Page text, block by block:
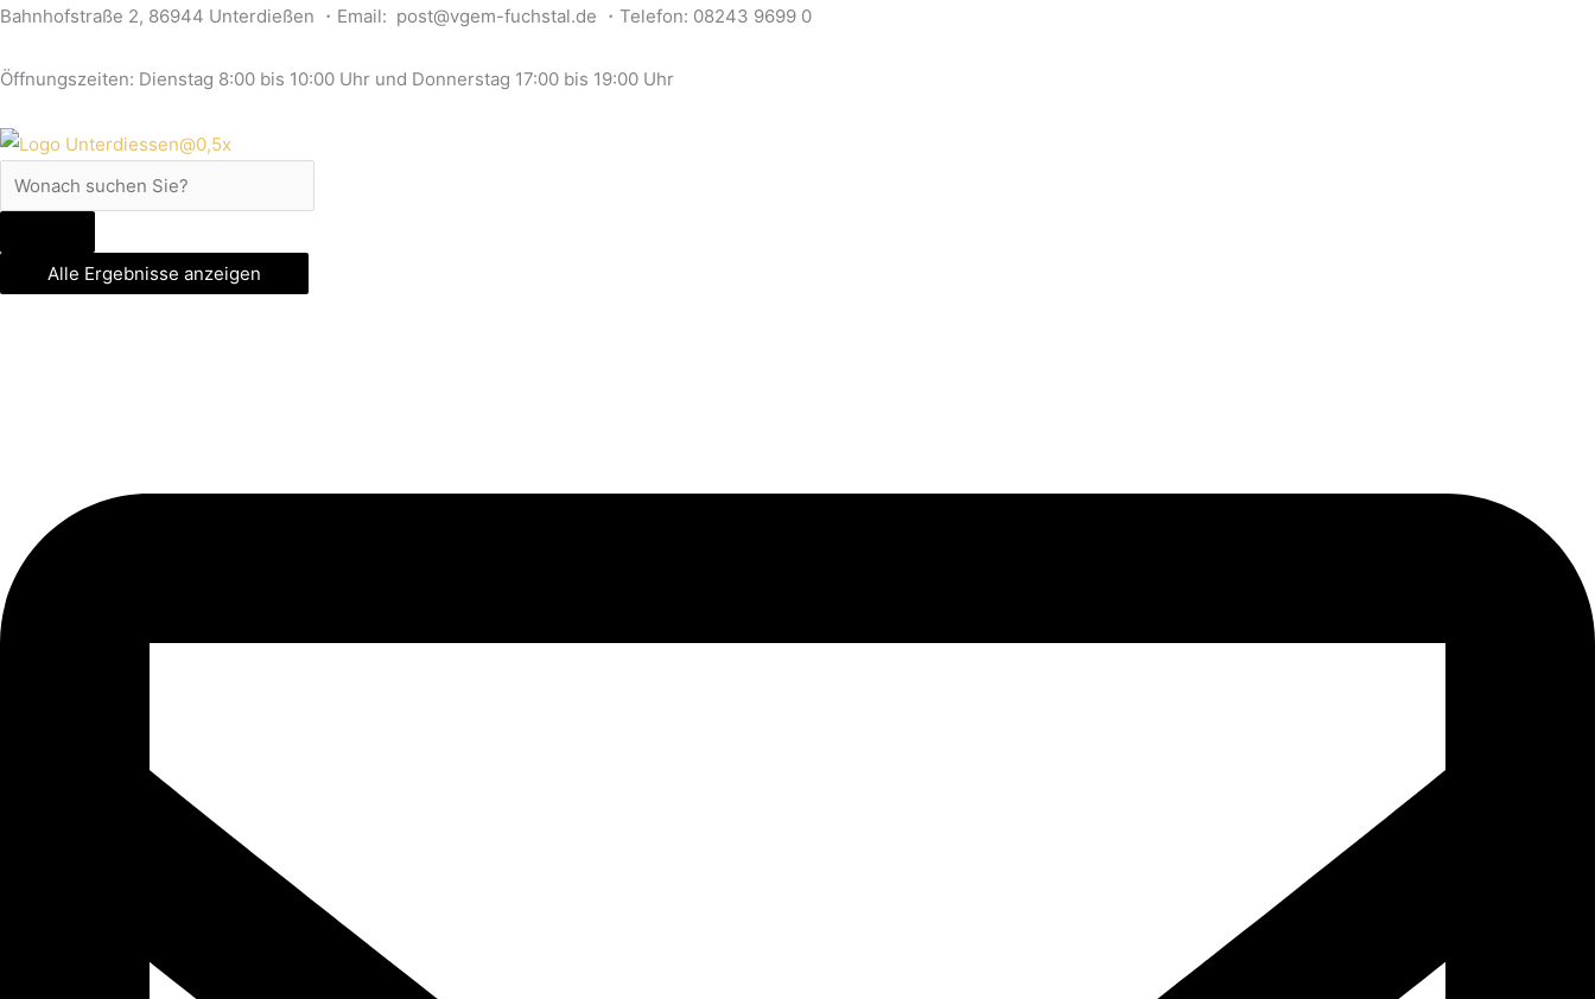
Zum
springen
Bahnhofstraße 2, 86944 Unterdießen ・Email: post@vgem-fuchstal.de ・Telefon: 08243 9699 0
Öffnungszeiten: Dienstag 8:00 bis 10:00 Uhr und Donnerstag 17:00 bis 19:00 Uhr
Search
Alle Ergebnisse anzeigen
Search
Search